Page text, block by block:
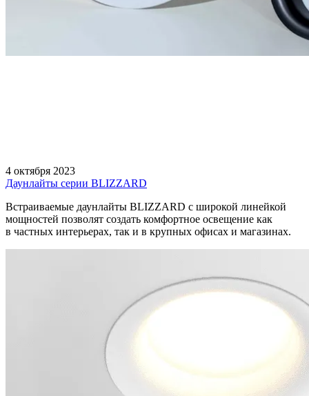
4 октября 2023
Даунлайты серии BLIZZARD
Встраиваемые даунлайты BLIZZARD с широкой линейкой
мощностей позволят создать комфортное освещение как
в частных интерьерах, так и в крупных офисах и магазинах.